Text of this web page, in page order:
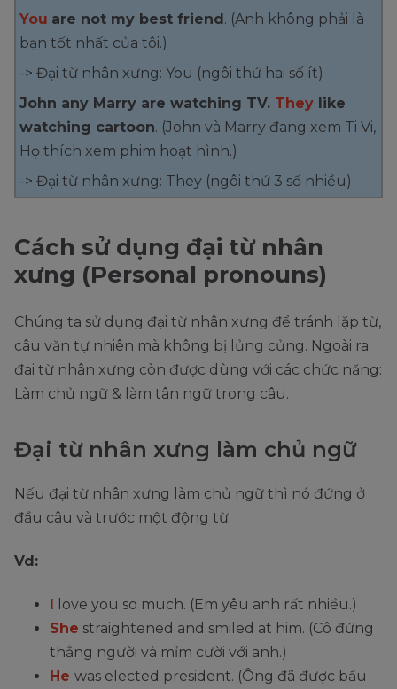
You are not my best friend. (Anh không phải là
bạn tốt nhất của tôi.)
-> Đại từ nhân xưng: You (ngôi thứ hai số ít)
John any Marry are watching TV. They like
watching cartoon. (John và Marry đang xem Ti Vi,
Họ thích xem phim hoạt hình.)
-> Đại từ nhân xưng: They (ngôi thứ 3 số nhiều)
Cách sử dụng đại từ nhân
xưng (Personal pronouns)
Chúng ta sử dụng đại từ nhân xưng để tránh lặp từ,
câu văn tự nhiên mà không bị lủng củng. Ngoài ra
đai từ nhân xưng còn được dùng với các chức năng:
Làm chủ ngữ & làm tân ngữ trong câu.
Đại từ nhân xưng làm chủ ngữ
Nếu đại từ nhân xưng làm chủ ngữ thì nó đứng ở
đầu câu và trước một động từ.
Vd:
I love you so much. (Em yêu anh rất nhiều.)
She straightened and smiled at him. (Cô đứng
thẳng người và mỉm cười với anh.)
He was elected president. (Ông đã được bầu